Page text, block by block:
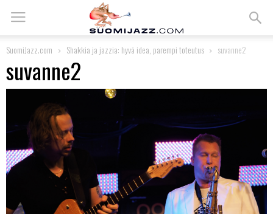
SuomiJazz.com Shakkia ja jazzia: hyvä idea, parempi toteutus suvanne2
suvanne2